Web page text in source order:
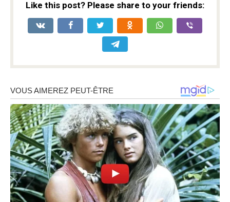
Like this post? Please share to your friends: